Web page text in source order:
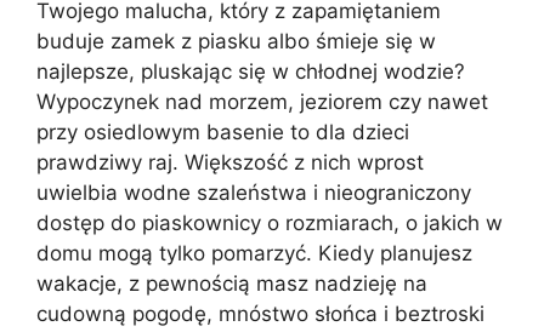
Twojego malucha, który z zapamiętaniem
buduje zamek z piasku albo śmieje się w
najlepsze, pluskając się w chłodnej wodzie?
Wypoczynek nad morzem, jeziorem czy nawet
przy osiedlowym basenie to dla dzieci
prawdziwy raj. Większość z nich wprost
uwielbia wodne szaleństwa i nieograniczony
dostęp do piaskownicy o rozmiarach, o jakich w
domu mogą tylko pomarzyć. Kiedy planujesz
wakacje, z pewnością masz nadzieję na
cudowną pogodę, mnóstwo słońca i beztroski